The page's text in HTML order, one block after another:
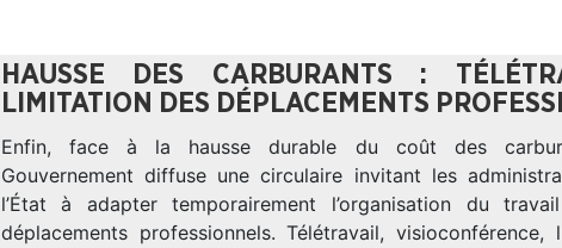
HAUSSE DES CARBURANTS :
LIMITATION DES DÉPLACEMENTS
Enfin, face à la hausse durable du coût des
Gouvernement diffuse une circulaire invitant les
l’État à adapter temporairement l’organisation du
déplacements professionnels. Télétravail, visioconférence,